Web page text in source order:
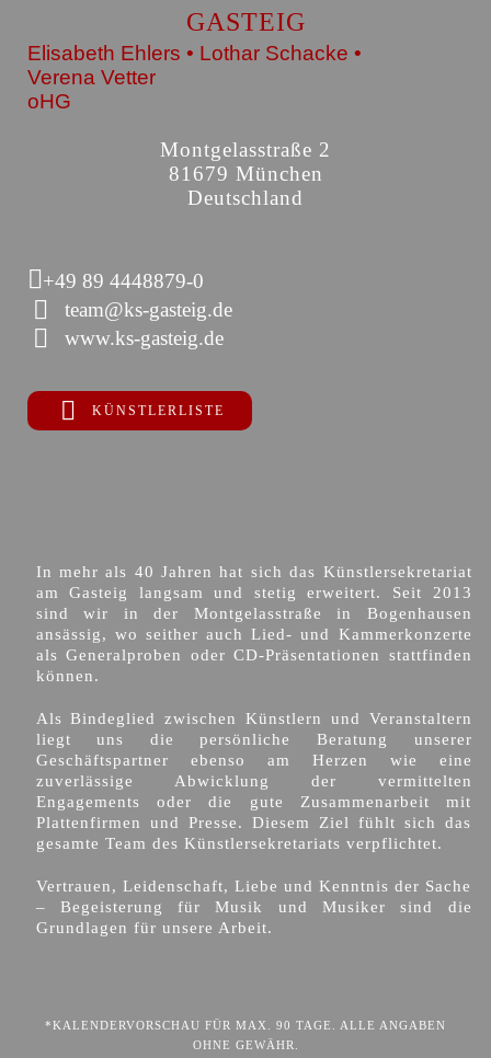
GASTEIG
Elisabeth Ehlers • Lothar Schacke •
Verena Vetter
oHG
Montgelasstraße 2
81679 München
Deutschland
+49 89 4448879-0
team@ks-gasteig.de
www.ks-gasteig.de
KÜNSTLERLISTE
In mehr als 40 Jahren hat sich das Künstlersekretariat
am Gasteig langsam und stetig erweitert. Seit 2013
sind wir in der Montgelasstraße in Bogenhausen
ansässig, wo seither auch Lied- und Kammerkonzerte
als Generalproben oder CD-Präsentationen stattfinden
können.
Als Bindeglied zwischen Künstlern und Veranstaltern
liegt uns die persönliche Beratung unserer
Geschäftspartner ebenso am Herzen wie eine
zuverlässige Abwicklung der vermittelten
Engagements oder die gute Zusammenarbeit mit
Plattenfirmen und Presse. Diesem Ziel fühlt sich das
gesamte Team des Künstlersekretariats verpflichtet.
Vertrauen, Leidenschaft, Liebe und Kenntnis der Sache
– Begeisterung für Musik und Musiker sind die
Grundlagen für unsere Arbeit.
*KALENDERVORSCHAU FÜR MAX. 90 TAGE. ALLE ANGABEN
OHNE GEWÄHR.